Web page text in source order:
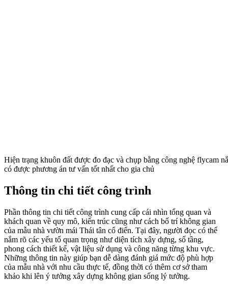
Hiện trạng khuôn đất được đo đạc và chụp bằng công nghệ flycam
có được phương án tư vấn tốt nhất cho gia chủ
Thông tin chi tiết công trình
Phần thông tin chi tiết công trình cung cấp cái nhìn tổng quan và
khách quan về quy mô, kiến trúc cũng như cách bố trí không gian
của mẫu nhà vườn mái Thái tân cổ điển. Tại đây, người đọc có thể
nắm rõ các yếu tố quan trọng như diện tích xây dựng, số tầng,
phong cách thiết kế, vật liệu sử dụng và công năng từng khu vực.
Những thông tin này giúp bạn dễ dàng đánh giá mức độ phù hợp
của mẫu nhà với nhu cầu thực tế, đồng thời có thêm cơ sở tham
khảo khi lên ý tưởng xây dựng không gian sống lý tưởng.